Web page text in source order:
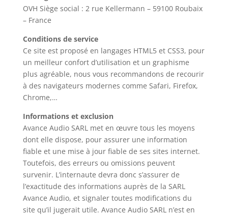
OVH Siège social : 2 rue Kellermann – 59100 Roubaix
– France
Conditions de service
Ce site est proposé en langages HTML5 et CSS3, pour
un meilleur confort d’utilisation et un graphisme
plus agréable, nous vous recommandons de recourir
à des navigateurs modernes comme Safari, Firefox,
Chrome,…
Informations et exclusion
Avance Audio SARL met en œuvre tous les moyens
dont elle dispose, pour assurer une information
fiable et une mise à jour fiable de ses sites internet.
Toutefois, des erreurs ou omissions peuvent
survenir. L’internaute devra donc s’assurer de
l’exactitude des informations auprès de la SARL
Avance Audio, et signaler toutes modifications du
site qu’il jugerait utile. Avance Audio SARL n’est en